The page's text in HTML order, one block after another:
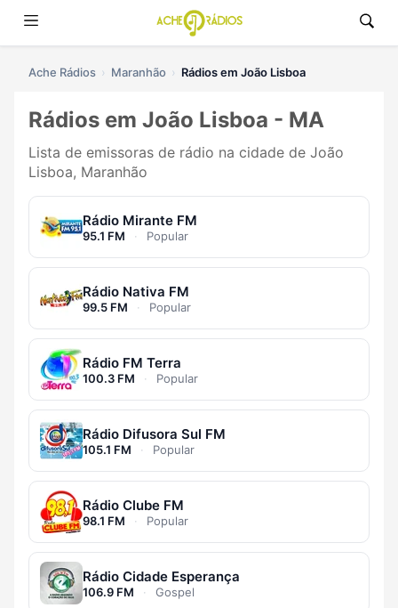
Ache Rádios Maranhão Rádios em João Lisboa
Rádios em João Lisboa - MA
Lista de emissoras de rádio na cidade de João
Lisboa, Maranhão
Rádio Mirante FM
95.1 FM · Popular
Rádio Nativa FM
99.5 FM · Popular
Rádio FM Terra
100.3 FM · Popular
Rádio Difusora Sul FM
105.1 FM · Popular
Rádio Clube FM
98.1 FM · Popular
Rádio Cidade Esperança
106.9 FM · Gospel